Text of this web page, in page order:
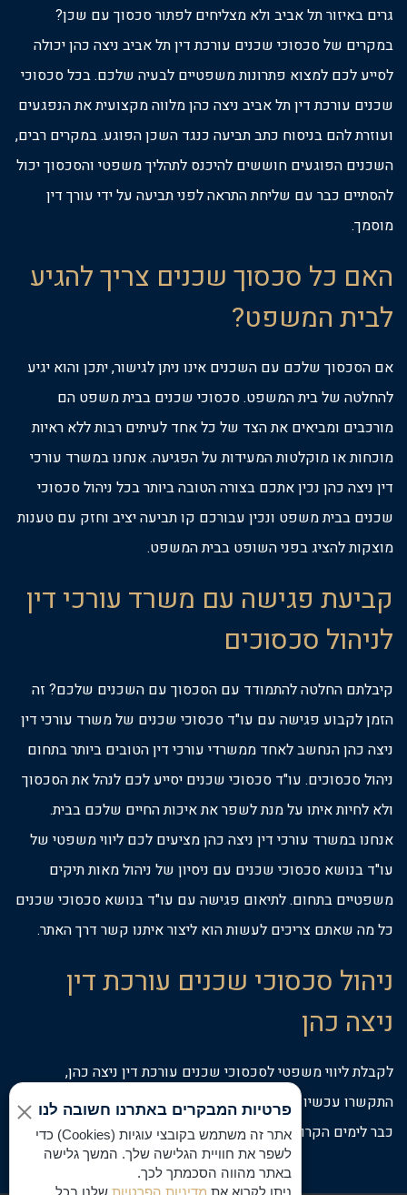
גרים באיזור תל אביב ולא מצליחים לפתור סכסוך עם שכן?
במקרים של סכסוכי שכנים עורכת דין תל אביב ניצה כהן יכולה
לסייע לכם למצוא פתרונות משפטיים לבעיה שלכם. בכל סכסוכי
שכנים עורכת דין תל אביב ניצה כהן מלווה מקצועית את הנפגעים
ועוזרת להם בניסוח כתב תביעה כנגד השכן הפוגע. במקרים רבים,
השכנים הפוגעים חוששים להיכנס לתהליך משפטי והסכסוך יכול
להסתיים כבר עם שליחת התראה לפני תביעה על ידי עורך דין
מוסמך.
האם כל סכסוך שכנים צריך להגיע
לבית המשפט?
אם הסכסוך שלכם עם השכנים אינו ניתן לגישור, יתכן והוא יגיע
להחלטה של בית המשפט. סכסוכי שכנים בבית משפט הם
מורכבים ומביאים את הצד של כל אחד לעיתים רבות ללא ראיות
מוכחות או מוקלטות המעידות על הפגיעה. אנחנו במשרד עורכי
דין ניצה כהן נכין אתכם בצורה הטובה ביותר בכל ניהול סכסוכי
שכנים בבית משפט ונכין עבורכם קו תביעה יציב וחזק עם טענות
מוצקות להציג בפני השופט בבית המשפט.
קביעת פגישה עם משרד עורכי דין
לניהול סכסוכים
קיבלתם החלטה להתמודד עם הסכסוך עם השכנים שלכם? זה
הזמן לקבוע פגישה עם עו"ד סכסוכי שכנים של משרד עורכי דין
ניצה כהן הנחשב לאחד ממשרדי עורכי דין הטובים ביותר בתחום
ניהול סכסוכים. עו"ד סכסוכי שכנים יסייע לכם לנהל את הסכסוך
ולא לחיות איתו על מנת לשפר את איכות החיים שלכם בבית.
אנחנו במשרד עורכי דין ניצה כהן מציעים לכם ליווי משפטי של
עו"ד בנושא סכסוכי שכנים עם ניסיון של ניהול מאות תיקים
משפטיים בתחום. לתיאום פגישה עם עו"ד בנושא סכסוכי שכנים
כל מה שאתם צריכים לעשות הוא ליצור איתנו קשר דרך האתר.
ניהול סכסוכי שכנים עורכת דין
ניצה כהן
לקבלת ליווי משפטי לסכסוכי שכנים עורכת דין ניצה כהן,
התקשרו עכשיו למספר הטלפון המופיע באתר לתיאום פגישה
כבר לימים הקרובים.
פרטיות המבקרים באתרנו חשובה לנו
אתר זה משתמש בקובצי עוגיות (Cookies) כדי
לשפר את חוויית הגלישה שלך. המשך גלישה
באתר מהווה הסכמתך לכך.
ניתן לקרוא את מדיניות הפרטיות שלנו בכל